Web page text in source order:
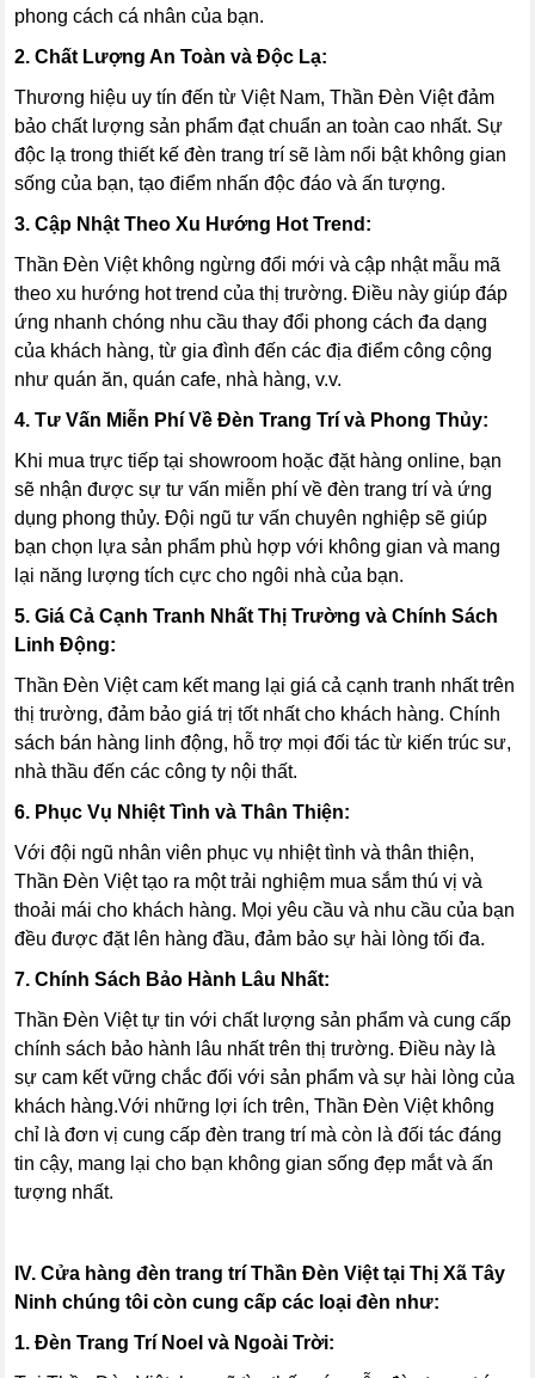
phong cách cá nhân của bạn.
2. Chất Lượng An Toàn và Độc Lạ:
Thương hiệu uy tín đến từ Việt Nam, Thần Đèn Việt đảm
bảo chất lượng sản phẩm đạt chuẩn an toàn cao nhất. Sự
độc lạ trong thiết kế đèn trang trí sẽ làm nổi bật không gian
sống của bạn, tạo điểm nhấn độc đáo và ấn tượng.
3. Cập Nhật Theo Xu Hướng Hot Trend:
Thần Đèn Việt không ngừng đổi mới và cập nhật mẫu mã
theo xu hướng hot trend của thị trường. Điều này giúp đáp
ứng nhanh chóng nhu cầu thay đổi phong cách đa dạng
của khách hàng, từ gia đình đến các địa điểm công cộng
như quán ăn, quán cafe, nhà hàng, v.v.
4. Tư Vấn Miễn Phí Về Đèn Trang Trí và Phong Thủy:
Khi mua trực tiếp tại showroom hoặc đặt hàng online, bạn
sẽ nhận được sự tư vấn miễn phí về đèn trang trí và ứng
dụng phong thủy. Đội ngũ tư vấn chuyên nghiệp sẽ giúp
bạn chọn lựa sản phẩm phù hợp với không gian và mang
lại năng lượng tích cực cho ngôi nhà của bạn.
5. Giá Cả Cạnh Tranh Nhất Thị Trường và Chính Sách
Linh Động:
Thần Đèn Việt cam kết mang lại giá cả cạnh tranh nhất trên
thị trường, đảm bảo giá trị tốt nhất cho khách hàng. Chính
sách bán hàng linh động, hỗ trợ mọi đối tác từ kiến trúc sư,
nhà thầu đến các công ty nội thất.
6. Phục Vụ Nhiệt Tình và Thân Thiện:
Với đội ngũ nhân viên phục vụ nhiệt tình và thân thiện,
Thần Đèn Việt tạo ra một trải nghiệm mua sắm thú vị và
thoải mái cho khách hàng. Mọi yêu cầu và nhu cầu của bạn
đều được đặt lên hàng đầu, đảm bảo sự hài lòng tối đa.
7. Chính Sách Bảo Hành Lâu Nhất:
Thần Đèn Việt tự tin với chất lượng sản phẩm và cung cấp
chính sách bảo hành lâu nhất trên thị trường. Điều này là
sự cam kết vững chắc đối với sản phẩm và sự hài lòng của
khách hàng.Với những lợi ích trên, Thần Đèn Việt không
chỉ là đơn vị cung cấp đèn trang trí mà còn là đối tác đáng
tin cậy, mang lại cho bạn không gian sống đẹp mắt và ấn
tượng nhất.
IV. Cửa hàng đèn trang trí Thần Đèn Việt tại Thị Xã Tây
Ninh chúng tôi còn cung cấp các loại đèn như:
1. Đèn Trang Trí Noel và Ngoài Trời: